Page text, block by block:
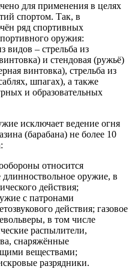
для применения в целях
спортом. Так, в
ряд спортивных
оружия:
видов – стрельба из
и стендовая (ружьё)
винтовка), стрельба из
шпагах), а также
и образовательных
исключает ведение огня
(барабана) не более 10
относится
длинноствольное оружие, в
действия;
с патронами
действия; газовое
в том числе
распылители,
снаряжённые
веществами;
разрядники.